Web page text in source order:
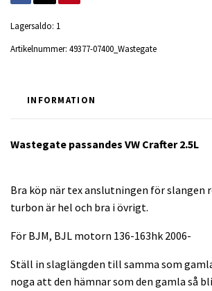
Lagersaldo: 1
Artikelnummer: 49377-07400_Wastegate
INFORMATION
Wastegate passandes VW Crafter 2.5L
Bra köp när tex anslutningen för slangen
turbon är hel och bra i övrigt.
För BJM, BJL motorn 136-163hk 2006-
Ställ in slaglängden till samma som
noga att den hämnar som den gamla så